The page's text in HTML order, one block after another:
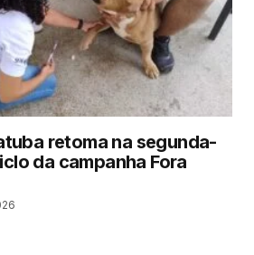
retoma na segunda-
da campanha Fora